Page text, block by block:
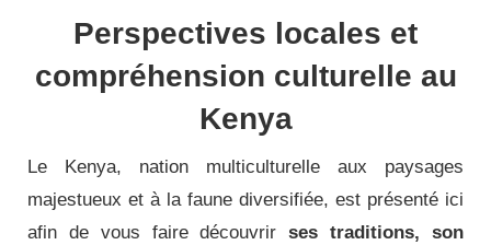
Perspectives locales et
compréhension culturelle au
Kenya
Le Kenya, nation multiculturelle aux paysages
majestueux et à la faune diversifiée, est présenté ici
afin de vous faire découvrirses traditions, son